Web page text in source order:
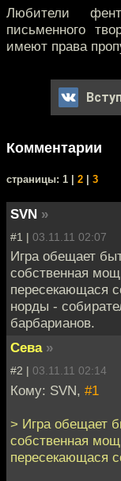
Любители
письменного
имеют права
Комментарии
cтраницы: 1 | 2 3
SVN »
#1 | 03.11.11 02:07
Игра обещает
собственная
пересекающася
норды -
барбарианов.
Сева »
#2 | 03.11.11 02:14
Кому: SVN, #1
> Игра обещает
собственная
пересекающася